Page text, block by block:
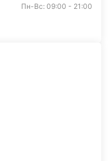
Пн-Вс: 09:00 - 21:00